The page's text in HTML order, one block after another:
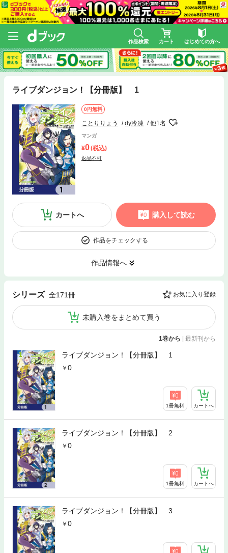
作品検索 カート はじめての方へ
ライブダンジョン！【分冊版】 1
0円無料
ことりりょう dy冷凍 他1名
マンガ
0(税込)
返品不可
カートへ 購入して読む
作品をチェックする
作品情報へ
シリーズ 全171冊 お気に入り登録
未購入巻をまとめて買う
1巻から | 最新刊から
ライブダンジョン！【分冊版】 1
0
1冊無料 カートへ
ライブダンジョン！【分冊版】 2
0
1冊無料 カートへ
ライブダンジョン！【分冊版】 3
0